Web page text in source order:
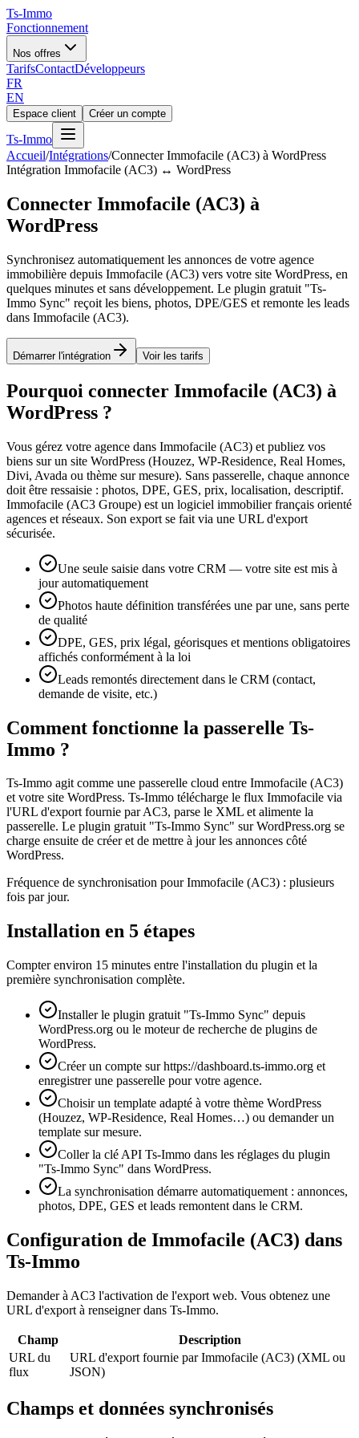
Ts-Immo
Fonctionnement
Nos offres
TarifsContactDéveloppeurs
FR
EN
Espace client Créer un compte
Ts-Immo
Accueil/Intégrations/Connecter Immofacile (AC3) à WordPress
Intégration Immofacile (AC3) ↔ WordPress
Connecter Immofacile (AC3) à
WordPress
Synchronisez automatiquement les annonces de votre agence
immobilière depuis Immofacile (AC3) vers votre site WordPress, en
quelques minutes et sans développement. Le plugin gratuit "Ts-
Immo Sync" reçoit les biens, photos, DPE/GES et remonte les leads
dans Immofacile (AC3).
Démarrer l'intégration Voir les tarifs
Pourquoi connecter Immofacile (AC3) à
WordPress ?
Vous gérez votre agence dans Immofacile (AC3) et publiez vos
biens sur un site WordPress (Houzez, WP-Residence, Real Homes,
Divi, Avada ou thème sur mesure). Sans passerelle, chaque annonce
doit être ressaisie : photos, DPE, GES, prix, localisation, descriptif.
Immofacile (AC3 Groupe) est un logiciel immobilier français orienté
agences et réseaux. Son export se fait via une URL d'export
sécurisée.
Une seule saisie dans votre CRM — votre site est mis à
jour automatiquement
Photos haute définition transférées une par une, sans perte
de qualité
DPE, GES, prix légal, géorisques et mentions obligatoires
affichés conformément à la loi
Leads remontés directement dans le CRM (contact,
demande de visite, etc.)
Comment fonctionne la passerelle Ts-
Immo ?
Ts-Immo agit comme une passerelle cloud entre Immofacile (AC3)
et votre site WordPress. Ts-Immo télécharge le flux Immofacile via
l'URL d'export fournie par AC3, parse le XML et alimente la
passerelle. Le plugin gratuit "Ts-Immo Sync" sur WordPress.org se
charge ensuite de créer et de mettre à jour les annonces côté
WordPress.
Fréquence de synchronisation pour Immofacile (AC3) : plusieurs
fois par jour.
Installation en 5 étapes
Compter environ 15 minutes entre l'installation du plugin et la
première synchronisation complète.
Installer le plugin gratuit "Ts-Immo Sync" depuis
WordPress.org ou le moteur de recherche de plugins de
WordPress.
Créer un compte sur https://dashboard.ts-immo.org et
enregistrer une passerelle pour votre agence.
Choisir un template adapté à votre thème WordPress
(Houzez, WP-Residence, Real Homes…) ou demander un
template sur mesure.
Coller la clé API Ts-Immo dans les réglages du plugin
"Ts-Immo Sync" dans WordPress.
La synchronisation démarre automatiquement : annonces,
photos, DPE, GES et leads remontent dans le CRM.
Configuration de Immofacile (AC3) dans
Ts-Immo
Demander à AC3 l'activation de l'export web. Vous obtenez une
URL d'export à renseigner dans Ts-Immo.
Champ
Description
URL du
flux
URL d'export fournie par Immofacile (AC3) (XML ou
JSON)
Champs et données synchronisés